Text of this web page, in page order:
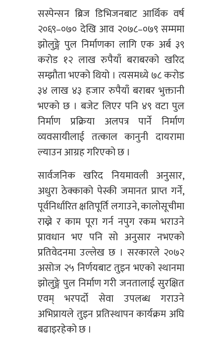
सस्पेन्सन ब्रिज डिभिजनबाट आर्थिक वर्ष
२०६९–०७० देखि आव २०७८–०७९ सम्ममा
झोलुङ्गे पुल निर्माणका लागि एक अर्ब ३९
करोड १२ लाख रुपैयाँ बराबरको खरिद
सम्झौता भएको थियो । त्यसमध्ये ७८ करोड
३४ लाख ४३ हजार रुपैयाँ बराबर भुक्तानी
भएको छ । बजेट लिएर पनि ४९ वटा पुल
निर्माण प्रक्रिया अलपत्र पार्ने निर्माण
व्यवसायीलाई तत्काल कानुनी दायरामा
ल्याउन आग्रह गरिएको छ ।
सार्वजनिक खरिद नियमावली अनुसार,
अधुरा ठेक्काको पेस्की जमानत प्राप्त गर्ने,
पूर्वनिर्धारित क्षतिपूर्ति लगाउने, कालोसूचीमा
राख्ने र काम पूरा गर्न नपुग रकम भराउने
प्रावधान भए पनि सो अनुसार नभएको
प्रतिवेदनमा उल्लेख छ । सरकारले २०७२
असोज २५ निर्णयबाट तुइन भएको स्थानमा
झोलुङ्गे पुल निर्माण गरी जनतालाई सुरक्षित
एवम् भरपर्दो सेवा उपलब्ध गराउने
अभिप्रायले तुइन प्रतिस्थापन कार्यक्रम अघि
बढाइरहेको छ ।